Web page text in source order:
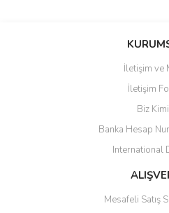
Bu ürüne ilk
Yorum
İletişim ve
İletişim
Biz
Banka Hesap
International
Mesafeli Satış